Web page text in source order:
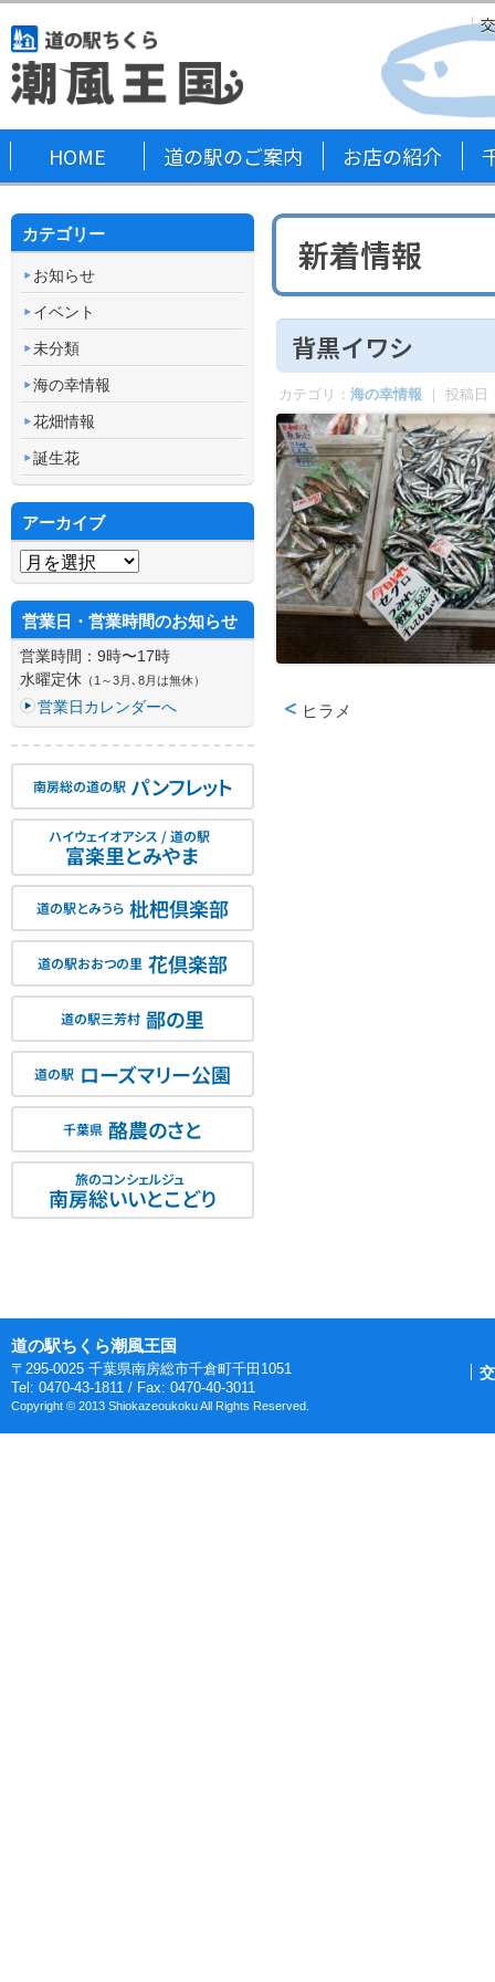
HOME 道の駅のご案内 お店の紹介
新着情報
背黒イワシ
カテゴリ： 海の幸情報 ｜ 投稿日
ヒラメ
カテゴリー
お知らせ
イベント
未分類
海の幸情報
花畑情報
誕生花
アーカイブ
アーカイブ
営業日・営業時間のお知らせ
営業時間：9時〜17時
水曜定休 （1～3月､8月は無休）
営業日カレンダーへ
南房総の道の駅 パンフレット
ハイウェイオアシス / 道の駅
富楽里とみやま
道の駅とみうら 枇杷倶楽部
道の駅おおつの里 花倶楽部
道の駅三芳村 鄙の里
道の駅 ローズマリー公園
千葉県 酪農のさと
旅のコンシェルジュ
南房総いいとこどり
道の駅ちくら潮風王国
〒295-0025 千葉県南房総市千倉町千田1051
Tel: 0470-43-1811 / Fax: 0470-40-3011
Copyright © 2013 Shiokazeoukoku All Rights Reserved.